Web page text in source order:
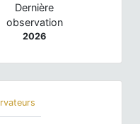
Dernière
observation
2026